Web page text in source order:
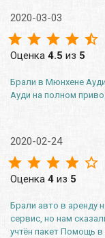
2020-03-03
Оценка 4.5 из 5
Брали в Мюнхене
Ауди на полном
2020-02-24
Оценка 4 из 5
Брали авто в аренду
сервис, но нам
учтён пакет Помощь